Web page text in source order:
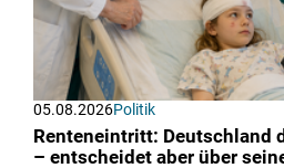
05.08.2026Politik
Renteneintritt: Deutschland
– entscheidet aber über